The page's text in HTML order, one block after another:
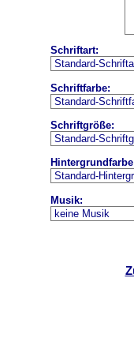
Schriftart:
Schriftfarbe:
Schriftgröße:
Musik: